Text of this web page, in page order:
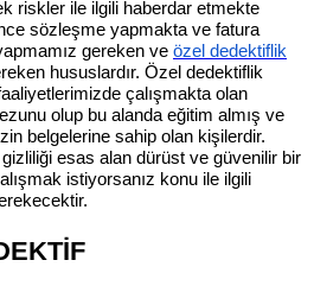
riskler ile ilgili haberdar etmekte
sözleşme yapmakta ve fatura
gereken ve özel dedektiflik
hususlardır. Özel dedektiflik
çalışmakta olan
olup bu alanda eğitim almış ve
belgelerine sahip olan kişilerdir.
esas alan dürüst ve güvenilir bir
istiyorsanız konu ile ilgili